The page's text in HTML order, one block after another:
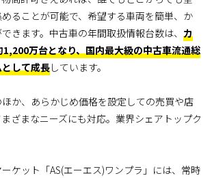
ることが可能で、希望する車両を簡単、か
きます。中古車の年間取扱情報台数は、 カ
万台となり、国内最大級の中古車流通総
して成長しています。
か、あらかじめ価格を設定しての売買や店
ざまなニーズにも対応。業界シェアトップク
ケット「AS(エーエス)ワンプラ」には、常時